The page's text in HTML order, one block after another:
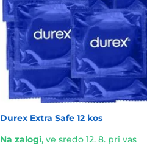
Durex Extra Safe 12 kos
Na zalogi, ve sredo 12. 8. pri vas